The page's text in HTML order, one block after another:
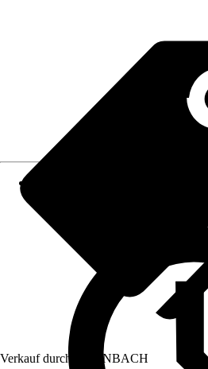
Verkauf durch: HORNBACH